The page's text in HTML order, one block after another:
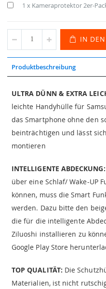
1 x Kameraprotektor 2er-
IN
Produktbeschreibung
ULTRA DÜNN & EXTRA
leichte Handyhülle für
das Smartphone ohne den
beinträchtigen und lässt
montieren
INTELLIGENTE ABDECKUNG:
über eine Schlaf/ Wake-UP
können, muss die Smart
werden. Dazu bitte den
die für die intelligente
Ziluoshi installieren zu
Google Play Store
TOP QUALITÄT: Die
Materialien, ist nicht